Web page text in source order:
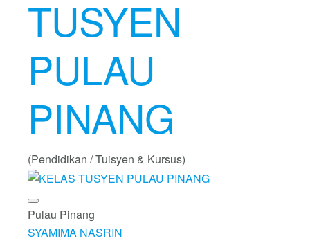
TUSYEN
PULAU
PINANG
(Pendidikan / Tuisyen & Kursus)
Pulau Pinang
SYAMIMA NASRIN